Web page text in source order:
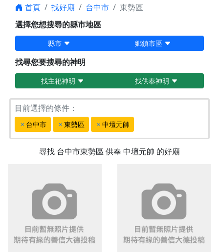
首頁 找好廟 台中市
東勢區
選擇您想搜尋的縣市地區
縣市 鄉鎮市區
找尋您要搜尋的神明
找主祀神明 找供奉神明
目前選擇的條件：
台中市 東勢區 中壇元帥
尋找 台中市東勢區 供奉 中壇元帥 的好廟